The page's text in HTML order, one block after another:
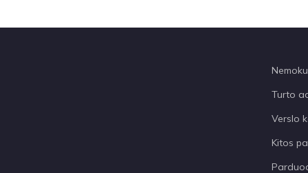
Turto
Verslo
Kitos